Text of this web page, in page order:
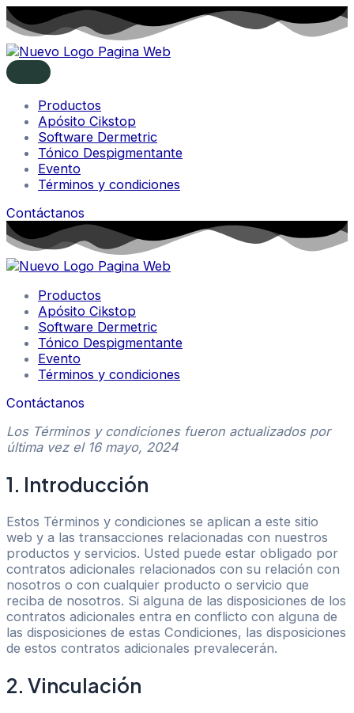
Productos
Apósito Cikstop
Software Dermetric
Tónico Despigmentante
Evento
Términos y condiciones
Contáctanos
Productos
Apósito Cikstop
Software Dermetric
Tónico Despigmentante
Evento
Términos y condiciones
Contáctanos
Los Términos y condiciones fueron actualizados por
última vez el 16 mayo, 2024
1. Introducción
Estos Términos y condiciones se aplican a este sitio
web y a las transacciones relacionadas con nuestros
productos y servicios. Usted puede estar obligado por
contratos adicionales relacionados con su relación con
nosotros o con cualquier producto o servicio que
reciba de nosotros. Si alguna de las disposiciones de los
contratos adicionales entra en conflicto con alguna de
las disposiciones de estas Condiciones, las disposiciones
de estos contratos adicionales prevalecerán.
2. Vinculación